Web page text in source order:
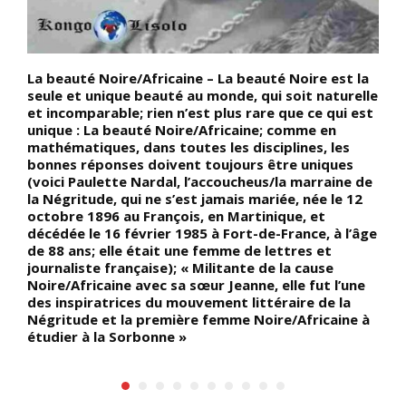
La beauté Noire/Africaine – La beauté Noire est la
seule et unique beauté au monde, qui soit naturelle
et incomparable; rien n’est plus rare que ce qui est
unique : La beauté Noire/Africaine; comme en
mathématiques, dans toutes les disciplines, les
bonnes réponses doivent toujours être uniques
(voici Paulette Nardal, l’accoucheus/la marraine de
la Négritude, qui ne s’est jamais mariée, née le 12
octobre 1896 au François, en Martinique, et
décédée le 16 février 1985 à Fort-de-France, à l’âge
de 88 ans; elle était une femme de lettres et
journaliste française); « Militante de la cause
Noire/Africaine avec sa sœur Jeanne, elle fut l’une
des inspiratrices du mouvement littéraire de la
Négritude et la première femme Noire/Africaine à
étudier à la Sorbonne »